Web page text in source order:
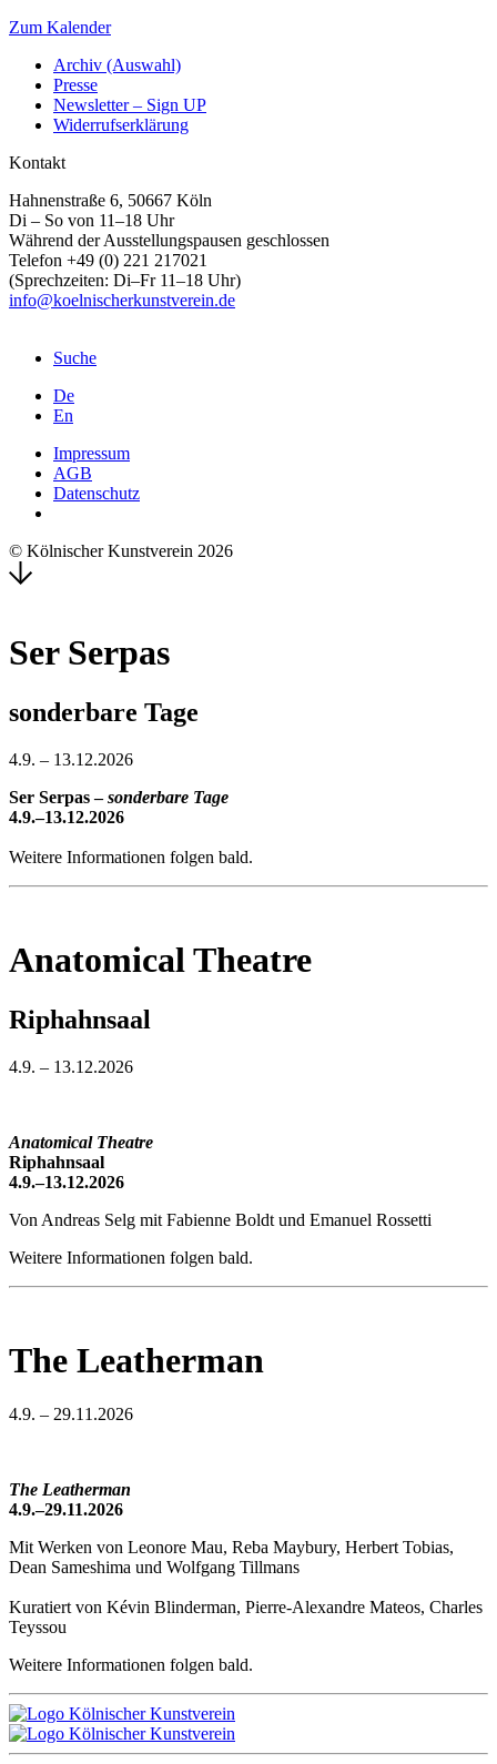
Zum Kalender
Archiv (Auswahl)
Presse
Newsletter – Sign UP
Widerrufserklärung
Kontakt
Hahnenstraße 6, 50667 Köln
Di – So von 11–18 Uhr
Während der Ausstellungspausen geschlossen
Telefon +49 (0) 221 217021
(Sprechzeiten: Di–Fr 11–18 Uhr)
info@koelnischerkunstverein.de
Suche
De
En
Impressum
AGB
Datenschutz
© Kölnischer Kunstverein 2026
Ser Serpas
sonderbare Tage
4.9. – 13.12.2026
Ser Serpas –sonderbare Tage
4.9.–13.12.2026
Weitere Informationen folgen bald.
Anatomical Theatre
Riphahnsaal
4.9. – 13.12.2026
Anatomical Theatre
Riphahnsaal
4.9.–13.12.2026
Von Andreas Selg mit Fabienne Boldt und Emanuel Rossetti
Weitere Informationen folgen bald.
The Leatherman
4.9. – 29.11.2026
The Leatherman
4.9.–29.11.2026
Mit Werken von Leonore Mau, Reba Maybury, Herbert Tobias,
Dean Sameshima und Wolfgang Tillmans
Kuratiert von Kévin Blinderman, Pierre-Alexandre Mateos, Charles
Teyssou
Weitere Informationen folgen bald.